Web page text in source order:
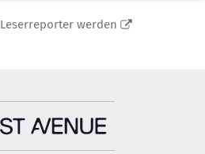
Leserreporter werden